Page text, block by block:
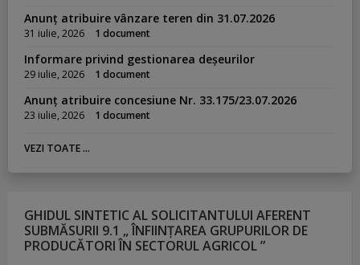
Anunț atribuire vânzare teren din 31.07.2026
31 iulie, 2026 1 document
Informare privind gestionarea deșeurilor
29 iulie, 2026 1 document
Anunț atribuire concesiune Nr. 33.175/23.07.2026
23 iulie, 2026 1 document
VEZI TOATE ...
GHIDUL SINTETIC AL SOLICITANTULUI AFERENT
SUBMĂSURII 9.1 „ ÎNFIINȚAREA GRUPURILOR DE
PRODUCĂTORI ÎN SECTORUL AGRICOL ”